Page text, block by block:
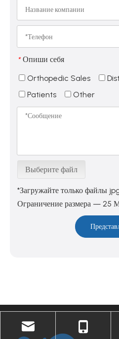
* Опиши себя
Orthopedic Sales
Patients
Other
Выберите файл
*Загружайте только файлы
Ограничение размера — 25